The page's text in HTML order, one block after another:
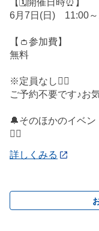
【🗓️開催日時⏰】
6月7日(日) 11:00～
【👛参加費】
無料
※定員なし🙅‍♀️
ご予約不要です♪お
🔔そのほかのイベ
💁‍♀️
詳しくみる